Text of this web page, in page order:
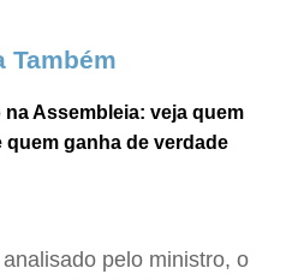
Também
na Assembleia: veja quem
quem ganha de verdade
pelo ministro, o